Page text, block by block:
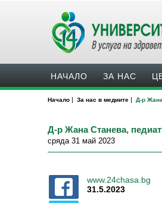
НАЧАЛО ЗА НАС
Начало | За нас в медиите | Д-р
Д-р Жана Станева,
сряда 31 май 2023
www.24chasa.bg
31.5.2023